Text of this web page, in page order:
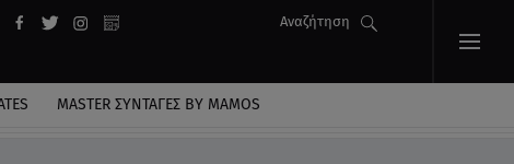
Αναζήτηση
MASTER ΣΥΝΤΑΓΈΣ BY MAMOS